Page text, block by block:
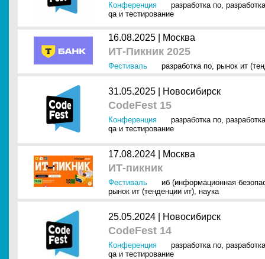
Конференция разработка по,
qa и тестирование
16.08.2025 | Москва
ИТ-Пикник 2025
Фестиваль разработка по, рынок ит
31.05.2025 | Новосибирск
CodeFest 15
Конференция разработка по,
qa и тестирование
17.08.2024 | Москва
ИТ-пикник
Фестиваль
иб (информационная
рынок ит (тенденции ит), наука
25.05.2024 | Новосибирск
CodeFest 14
Конференция разработка по,
qa и тестирование